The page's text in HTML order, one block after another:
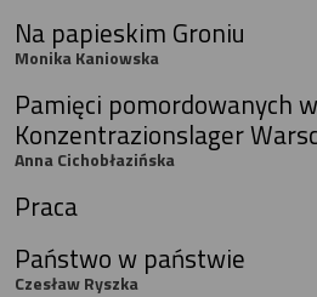
Na papieskim Groniu
Monika Kaniowska
Pamięci pomordowanych w
Konzentrazionslager
Anna Cichobłazińska
Praca
Państwo w państwie
Czesław Ryszka